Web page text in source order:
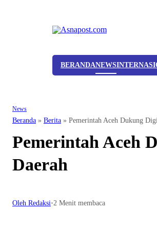
BERANDANEWS
News
Beranda » Berita » Pemerintah Aceh Dukung
Pemerintah Aceh
Daerah
Oleh Redaksi•2 Menit membaca